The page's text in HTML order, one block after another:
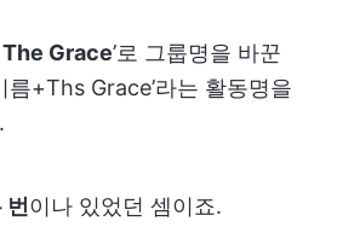
The Grace’로 그룹명을 바꾼
름+Ths Grace’라는 활동명을
번이나 있었던 셈이죠.